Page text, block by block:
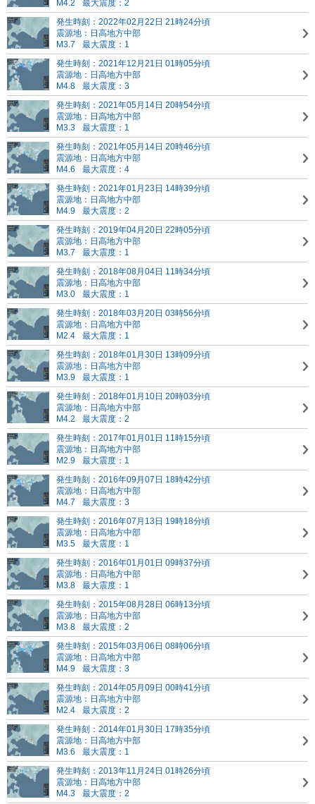
M4.2
最大震度：2
発生時刻：2022年02月22日 21時24分頃
震源地：日高地方中部
M3.7
最大震度：1
発生時刻：2021年12月21日 01時05分頃
震源地：日高地方中部
M4.8
最大震度：3
発生時刻：2021年05月14日 20時54分頃
震源地：日高地方中部
M3.3
最大震度：1
発生時刻：2021年05月14日 20時46分頃
震源地：日高地方中部
M4.6
最大震度：4
発生時刻：2021年01月23日 14時39分頃
震源地：日高地方中部
M4.9
最大震度：2
発生時刻：2019年04月20日 22時05分頃
震源地：日高地方中部
M3.7
最大震度：1
発生時刻：2018年08月04日 11時34分頃
震源地：日高地方中部
M3.0
最大震度：1
発生時刻：2018年03月20日 03時56分頃
震源地：日高地方中部
M2.4
最大震度：1
発生時刻：2018年01月30日 13時09分頃
震源地：日高地方中部
M3.9
最大震度：1
発生時刻：2018年01月10日 20時03分頃
震源地：日高地方中部
M4.2
最大震度：2
発生時刻：2017年01月01日 11時15分頃
震源地：日高地方中部
M2.9
最大震度：1
発生時刻：2016年09月07日 18時42分頃
震源地：日高地方中部
M4.7
最大震度：3
発生時刻：2016年07月13日 19時18分頃
震源地：日高地方中部
M3.5
最大震度：1
発生時刻：2016年01月01日 09時37分頃
震源地：日高地方中部
M3.8
最大震度：1
発生時刻：2015年08月28日 06時13分頃
震源地：日高地方中部
M3.8
最大震度：2
発生時刻：2015年03月06日 08時06分頃
震源地：日高地方中部
M4.9
最大震度：3
発生時刻：2014年05月09日 00時41分頃
震源地：日高地方中部
M2.4
最大震度：2
発生時刻：2014年01月30日 17時35分頃
震源地：日高地方中部
M3.6
最大震度：1
発生時刻：2013年11月24日 01時26分頃
震源地：日高地方中部
M4.3
最大震度：2